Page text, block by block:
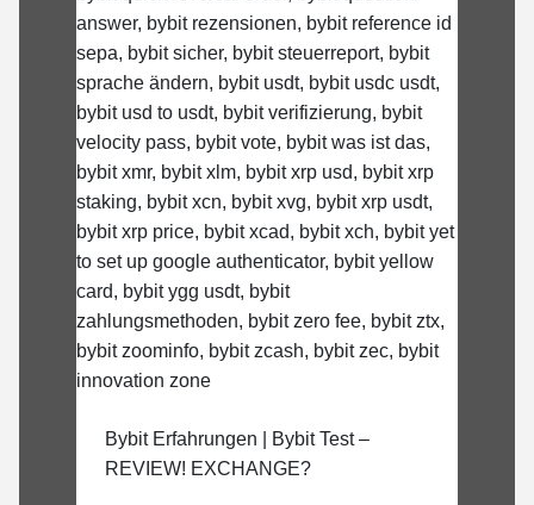
Bybit Erfahrungen | Bybit Test –
REVIEW! EXCHANGE?